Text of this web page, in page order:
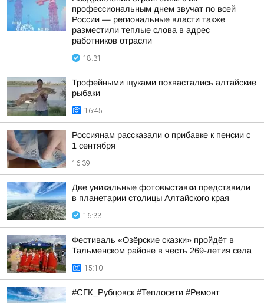
профессиональным днем звучат по всей
России — региональные власти также
разместили теплые слова в адрес
работников отрасли
18:31
Трофейными щуками похвастались алтайские
рыбаки
16:45
Россиянам рассказали о прибавке к пенсии с
1 сентября
16:39
Две уникальные фотовыставки представили
в планетарии столицы Алтайского края
16:33
Фестиваль «Озёрские сказки» пройдёт в
Тальменском районе в честь 269-летия села
15:10
#СГК_Рубцовск #Теплосети #Ремонт